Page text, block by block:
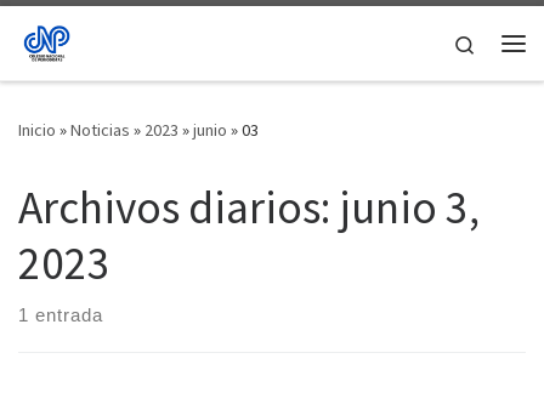
Saltar al contenido
Search
Inicio »Noticias » 2023 »junio »03
Archivos diarios: junio 3,
2023
1 entrada